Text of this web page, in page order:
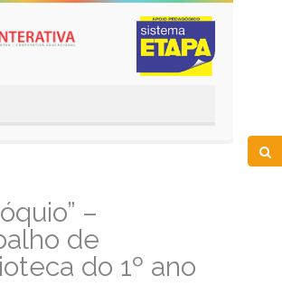
–
de
do 1º ano